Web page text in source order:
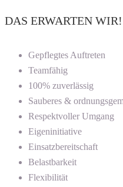
DAS ERWARTEN WIR!
Gepflegtes Auftreten
Teamfähig
100% zuverlässig
Sauberes &
Respektvoller Umgang
Eigeninitiative
Einsatzbereitschaft
Belastbarkeit
Flexibilität